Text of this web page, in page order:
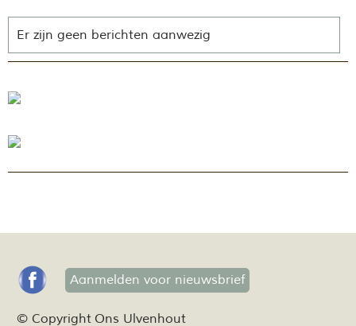
Er zijn geen berichten aanwezig
Aanmelden voor nieuwsbrief
© Copyright Ons Ulvenhout